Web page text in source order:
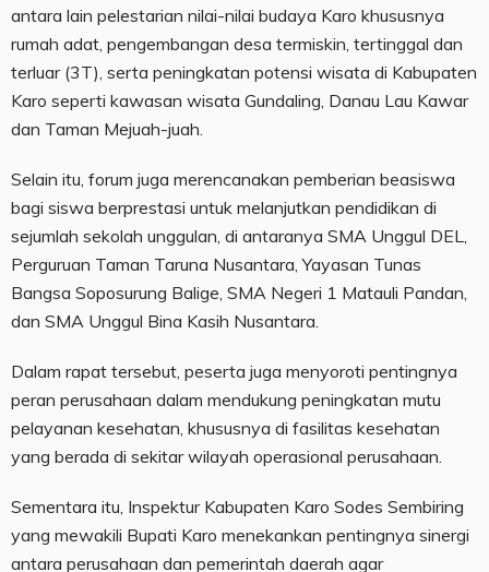
antara lain pelestarian nilai-nilai budaya Karo khususnya
rumah adat, pengembangan desa termiskin, tertinggal dan
terluar (3T), serta peningkatan potensi wisata di Kabupaten
Karo seperti kawasan wisata Gundaling, Danau Lau Kawar
dan Taman Mejuah-juah.
Selain itu, forum juga merencanakan pemberian beasiswa
bagi siswa berprestasi untuk melanjutkan pendidikan di
sejumlah sekolah unggulan, di antaranya SMA Unggul DEL,
Perguruan Taman Taruna Nusantara, Yayasan Tunas
Bangsa Soposurung Balige, SMA Negeri 1 Matauli Pandan,
dan SMA Unggul Bina Kasih Nusantara.
Dalam rapat tersebut, peserta juga menyoroti pentingnya
peran perusahaan dalam mendukung peningkatan mutu
pelayanan kesehatan, khususnya di fasilitas kesehatan
yang berada di sekitar wilayah operasional perusahaan.
Sementara itu, Inspektur Kabupaten Karo Sodes Sembiring
yang mewakili Bupati Karo menekankan pentingnya sinergi
antara perusahaan dan pemerintah daerah agar